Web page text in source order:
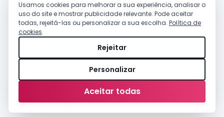
0,00 €-Comprar
Usamos cookies para melhorar a sua experiência, analisar o
uso do site e mostrar publicidade relevante. Pode aceitar
todas, rejeitá-las ou personalizar a sua escolha. Política de
cookies.
Rejeitar
Personalizar
Aceitar todas